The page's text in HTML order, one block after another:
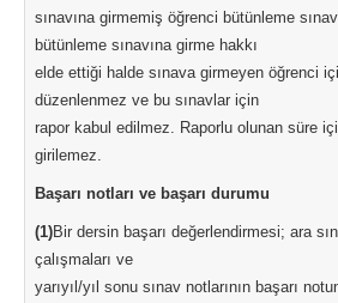
sınavına girmemiş öğrenci bütünleme
bütünleme sınavına girme hakkı
elde ettiği halde sınava girmeyen öğrenci
düzenlenmez ve bu sınavlar için
rapor kabul edilmez. Raporlu olunan süre
girilemez.
Başarı notları ve başarı durumu
(1)Bir dersin başarı değerlendirmesi; ara
çalışmaları ve
yarıyıl/yıl sonu sınav notlarının başarı